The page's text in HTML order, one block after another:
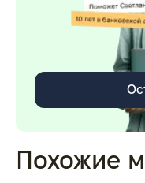
Похожие